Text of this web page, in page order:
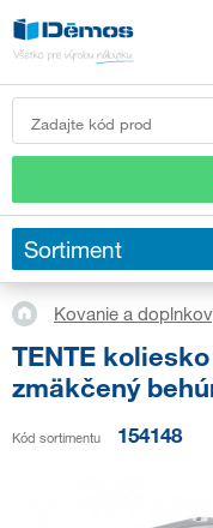
Sortiment
Kovanie a
TENTE
zmäkčený
Kód sortimentu 154148